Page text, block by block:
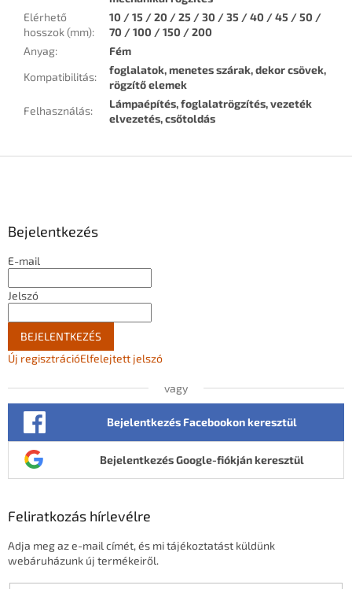
Elérhető
hosszok (mm):
10 / 15 / 20 / 25 / 30 / 35 / 40 / 45 / 50 /
70 / 100 / 150 / 200
Anyag:
Fém
Kompatibilitás:
foglalatok, menetes szárak, dekor csövek,
rögzítő elemek
Felhasználás:
Lámpaépítés, foglalatrögzítés, vezeték
elvezetés, csőtoldás
Bejelentkezés
E-mail
Jelszó
BEJELENTKEZÉS
Új regisztrációElfelejtett jelszó
vagy
Bejelentkezés Facebookon keresztül
Bejelentkezés Google-fiókján keresztül
Feliratkozás hírlevélre
Adja meg az e-mail címét, és mi tájékoztatást küldünk
webáruházunk új termékeiről.